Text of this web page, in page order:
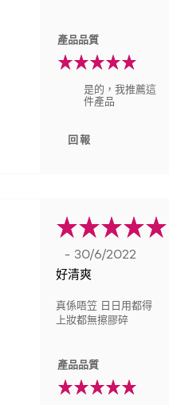
產品品質
是的，我推薦這
件產品
回報
- 30/6/2022
好清爽
真係唔笠 日日用都得
上妝都無擦膠碎
產品品質